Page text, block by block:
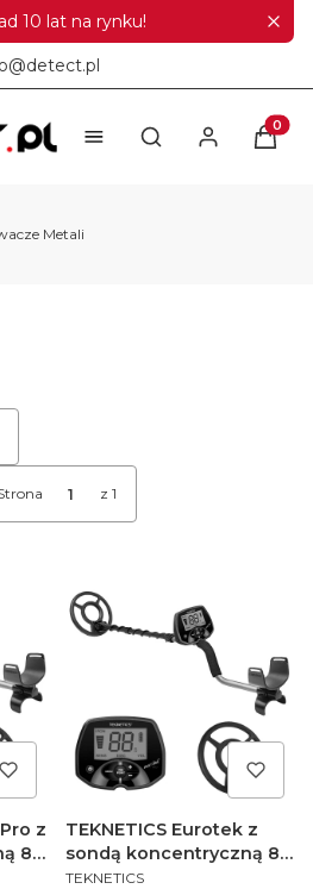
10 lat na rynku!
Otwórz
Metali
z 1
z
8"
TEKNETICS Eurotek z
sondą koncentryczną 8"
- Wykrywacz metali
PRODUCENT
TEKNETICS